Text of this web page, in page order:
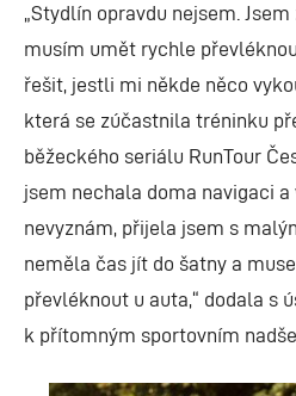
„Stydlín opravdu nejsem.
musím umět rychle
řešit, jestli mi někde něco
která se zúčastnila tréninku
běžeckého seriálu RunTour
jsem nechala doma navigaci
nevyznám, přijela jsem s
neměla čas jít do šatny a
převléknout u auta,“ dodala s
k přítomným sportovním